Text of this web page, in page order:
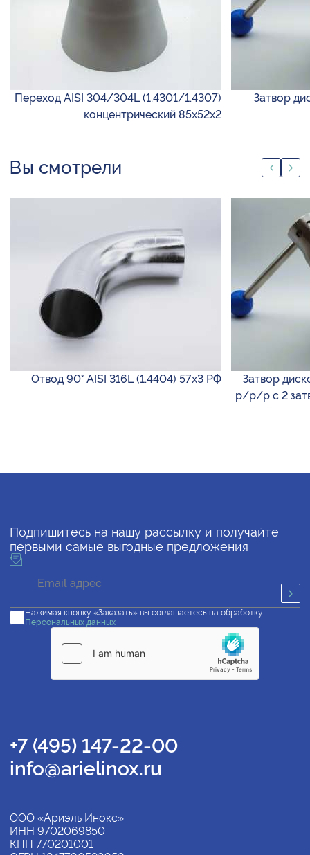
Переход AISI 304/304L (1.4301/1.4307)
концентрический 85х52х2
Затвор
Вы смотрели
Отвод 90° AISI 316L (1.4404) 57х3 РФ
Затвор
р/р/р с 2
Подпишитесь на нашу рассылку и получайте
первыми самые выгодные предложения
Нажимая кнопку «Заказать» вы соглашаетесь на обработку
Персональных данных
+7 (495) 147-22-00
info@arielinox.ru
ООО «Ариэль Инокс»
ИНН 9702069850
КПП 770201001